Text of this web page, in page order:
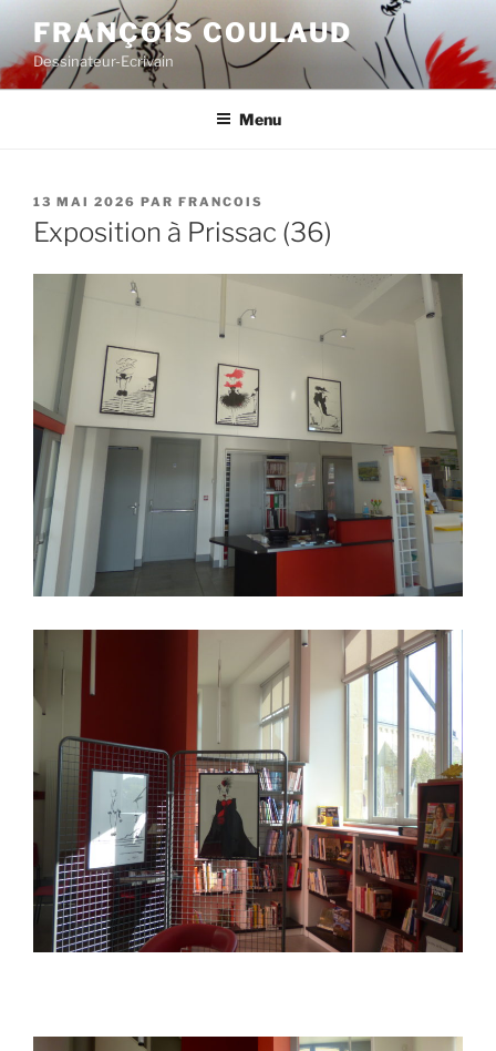
contenu
principal
FRANÇOIS COULAUD
Dessinateur-Ecrivain
Menu
PUBLIÉ
LE
13 MAI 2026 PAR FRANCOIS
Exposition à Prissac (36)